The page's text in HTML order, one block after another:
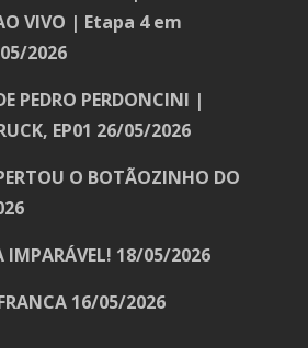
VIVO | Etapa 4 em
2026
PEDRO PERDONCINI |
EP01 26/05/2026
O BOTÃOZINHO DO
IMPARÁVEL! 18/05/2026
16/05/2026